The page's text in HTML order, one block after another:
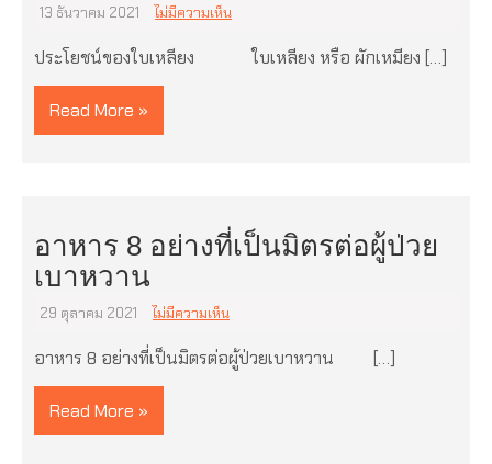
13 ธันวาคม 2021 ไม่มีความเห็น
ประโยชน์ของใบเหลียง ใบเหลียง หรือ ผักเหมียง […]
Read More »
อาหาร 8 อย่างที่เป็นมิตรต่อผู้ป่วย
เบาหวาน
29 ตุลาคม 2021 ไม่มีความเห็น
อาหาร 8 อย่างที่เป็นมิตรต่อผู้ป่วยเบาหวาน […]
Read More »